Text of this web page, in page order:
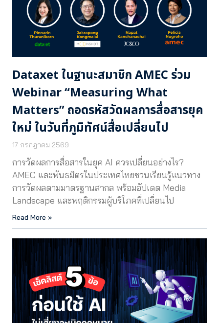
Dataxet ในฐานะสมาชิก AMEC ร่วม
Webinar “Measuring What
Matters” ถอดรหัสวัดผลการสื่อสารยุค
ใหม่ ในวันที่ภูมิทัศน์สื่อเปลี่ยนไป
17 กรกฎาคม 2569
การวัดผลการสื่อสารในยุค AI ควรเปลี่ยนอย่างไร?
AMEC และพันธมิตรในประเทศไทยชวนเรียนรู้แนวทาง
การวัดผลตามมาตรฐานสากล พร้อมอัปเดต Media
Landscape และพฤติกรรมผู้บริโภคที่เปลี่ยนไป
Read More »